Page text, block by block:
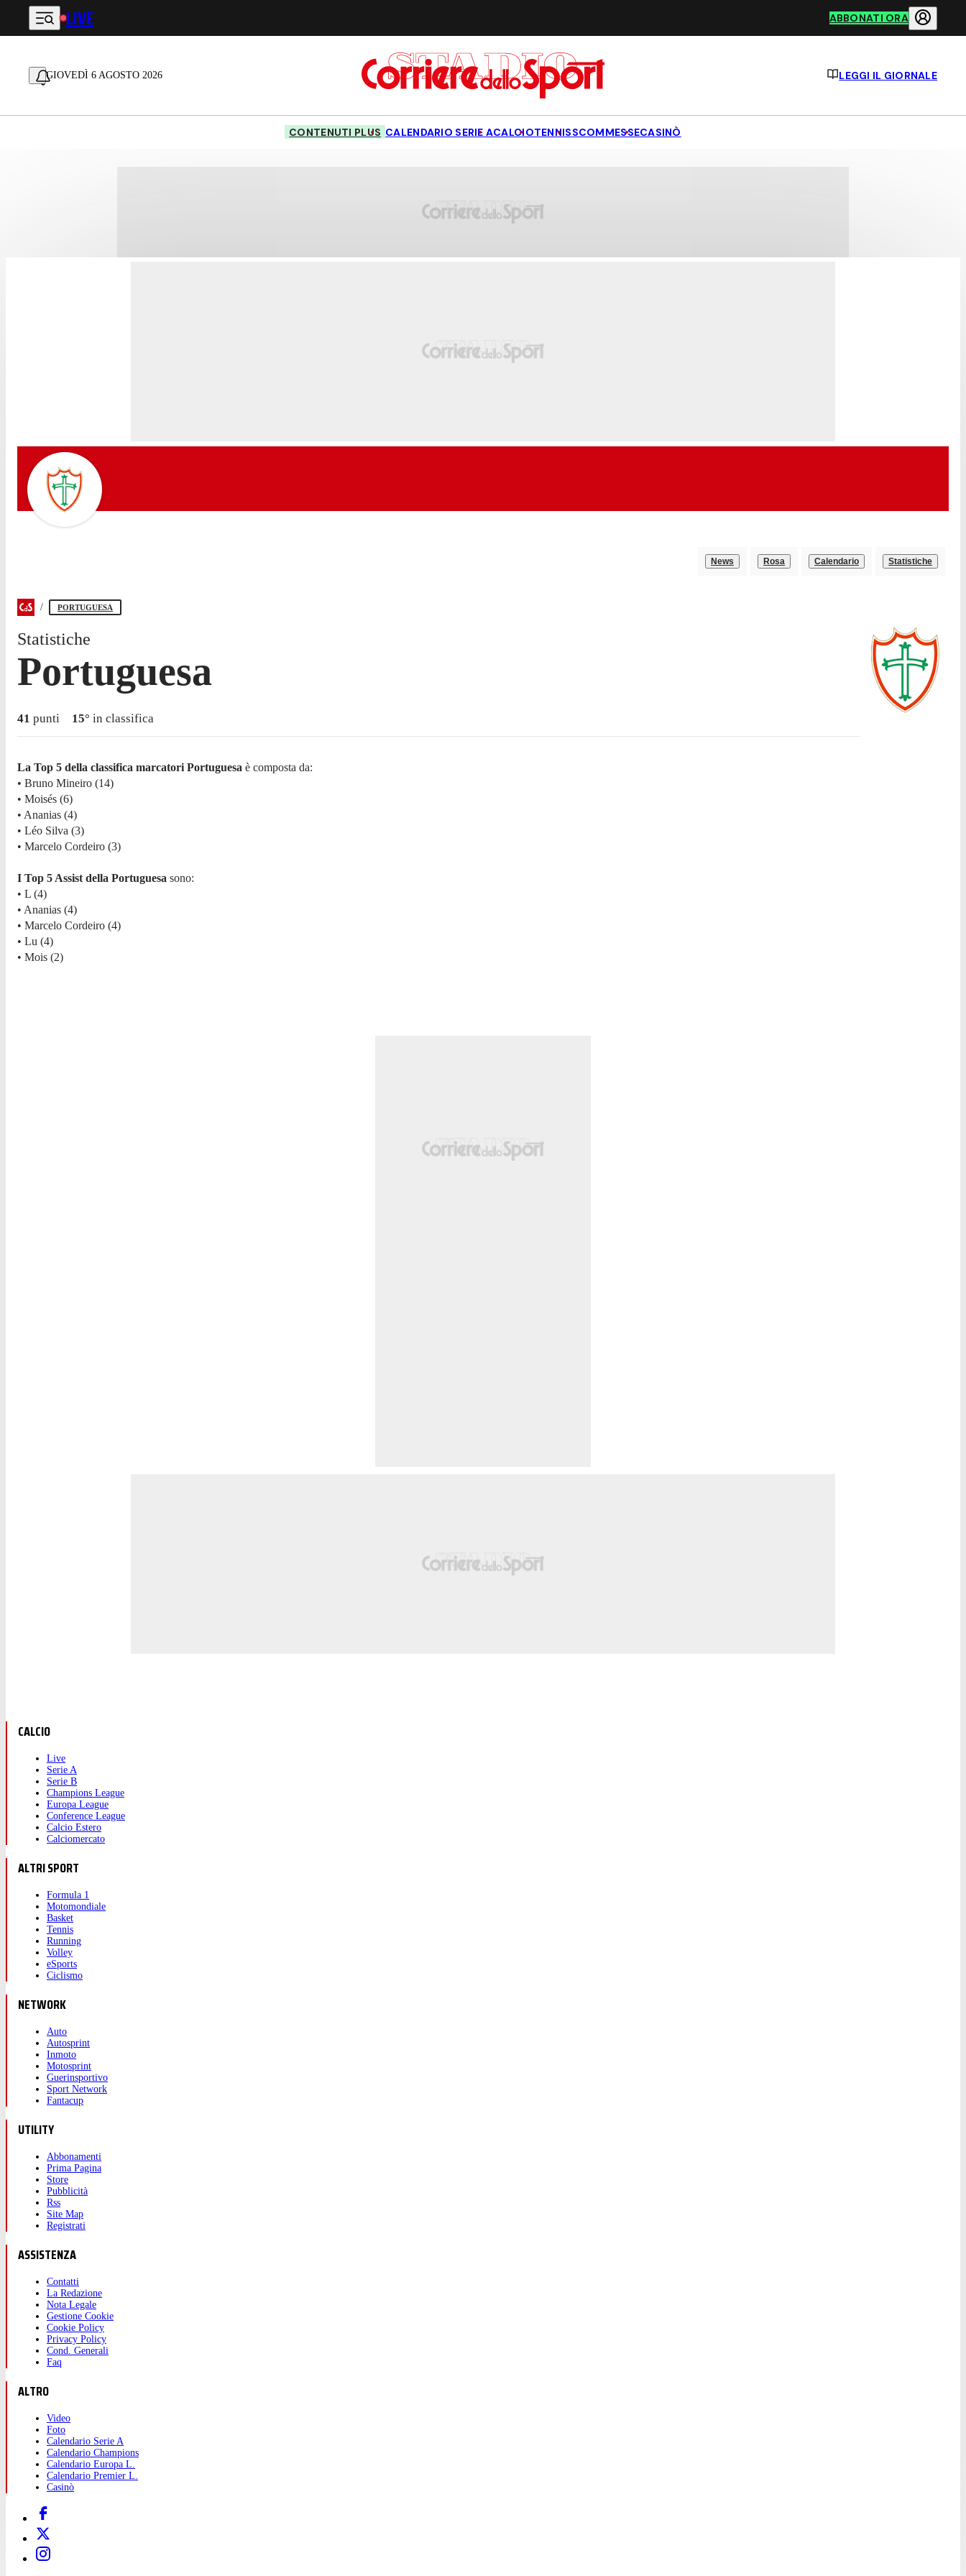
Vai al contenuto principale
LIVE ABBONATI ORA
GIOVEDÌ 6 AGOSTO 2026 LEGGI IL GIORNALE
CONTENUTI PLUS CALENDARIO SERIE ACALCIOTENNISSCOMMESSECASINÒ
News Rosa Calendario Statistiche
PORTUGUESA
Statistiche
Portuguesa
41 punti 15° in classifica
La Top 5 della classifica marcatori Portuguesa è composta da:
• Bruno Mineiro (14)
• Moisés (6)
• Ananias (4)
• Léo Silva (3)
• Marcelo Cordeiro (3)
I Top 5 Assist della Portuguesa sono:
• L (4)
• Ananias (4)
• Marcelo Cordeiro (4)
• Lu (4)
• Mois (2)
CALCIO
Live
Serie A
Serie B
Champions League
Europa League
Conference League
Calcio Estero
Calciomercato
ALTRI SPORT
Formula 1
Motomondiale
Basket
Tennis
Running
Volley
eSports
Ciclismo
NETWORK
Auto
Autosprint
Inmoto
Motosprint
Guerinsportivo
Sport Network
Fantacup
UTILITY
Abbonamenti
Prima Pagina
Store
Pubblicità
Rss
Site Map
Registrati
ASSISTENZA
Contatti
La Redazione
Nota Legale
Gestione Cookie
Cookie Policy
Privacy Policy
Cond. Generali
Faq
ALTRO
Video
Foto
Calendario Serie A
Calendario Champions
Calendario Europa L.
Calendario Premier L.
Casinò